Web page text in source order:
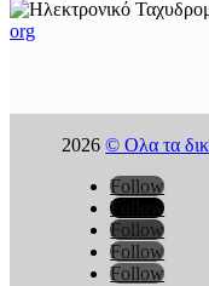
org
2026© Ολα τα
Follow
Follow
Follow
Follow
Follow